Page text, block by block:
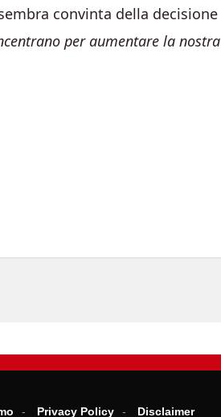
convinta della decisione
per aumentare la nostra
Privacy Policy Disclaimer